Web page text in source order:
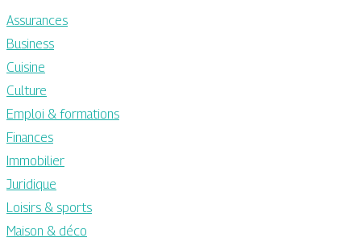
Assurances
Business
Cuisine
Culture
Emploi & formations
Finances
Immobilier
Juridique
Loisirs & sports
Maison & déco